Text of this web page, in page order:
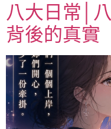
八大日常│
背後的真實